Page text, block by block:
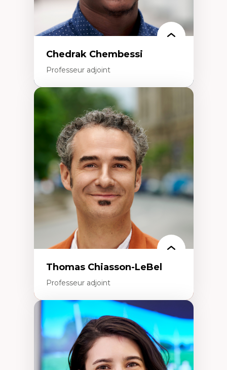
Chedrak Chembessi
Professeur adjoint
Économie circulaire
Modèles d’affaires durables
Histoire des faits économiques
Gestion durable des ressources naturelles
Écologie industrielle
Aménagement durable du territoire
Développement régional
Coopératives
Télétravail en milieu rural francophone
Transition socio-écologique
Thomas Chiasson-LeBel
Professeur adjoint
Expertises
Théories du développement
Économie politique comparée
Élites économiques
Sociologie économique
Extractivisme